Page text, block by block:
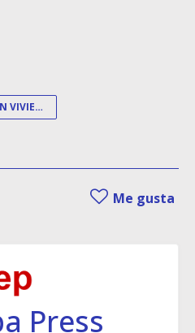
INVERSIÓN EN VIVIENDA
Me gusta
Press